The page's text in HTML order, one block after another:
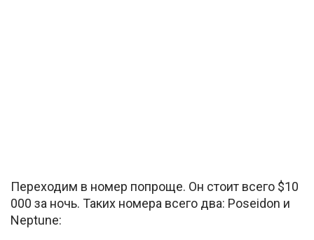
Переходим в номер попроще. Он стоит всего $10
000 за ночь. Таких номера всего два: Poseidon и
Neptune: